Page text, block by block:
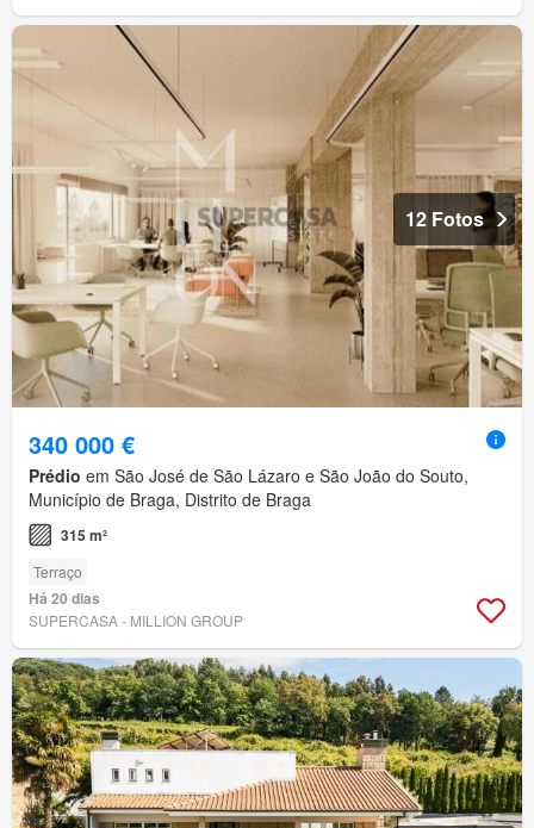
12 Fotos
340 000 €
Prédio em São José de São Lázaro e São João do Souto,
Município de Braga, Distrito de Braga
315 m²
Terraço
Há 20 dias
SUPERCASA - MILLION GROUP